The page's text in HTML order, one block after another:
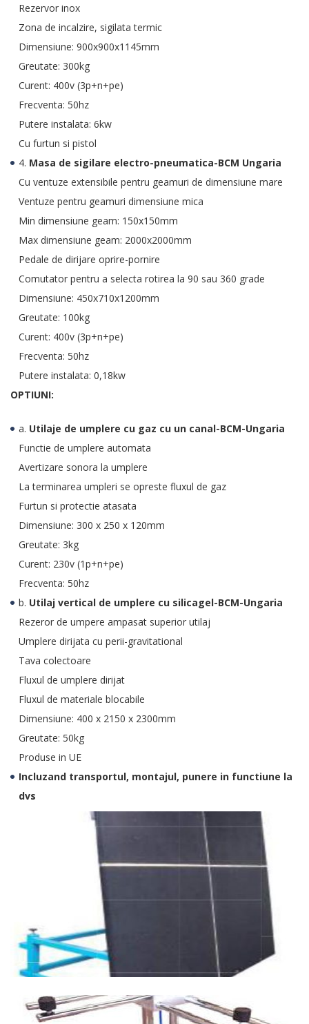
Rezervor inox
Zona de incalzire, sigilata termic
Dimensiune: 900x900x1145mm
Greutate: 300kg
Curent: 400v (3p+n+pe)
Frecventa: 50hz
Putere instalata: 6kw
Cu furtun si pistol
4. Masa de sigilare electro-pneumatica-BCM Ungaria
Cu ventuze extensibile pentru geamuri de dimensiune mare
Ventuze pentru geamuri dimensiune mica
Min dimensiune geam: 150x150mm
Max dimensiune geam: 2000x2000mm
Pedale de dirijare oprire-pornire
Comutator pentru a selecta rotirea la 90 sau 360 grade
Dimensiune: 450x710x1200mm
Greutate: 100kg
Curent: 400v (3p+n+pe)
Frecventa: 50hz
Putere instalata: 0,18kw
OPTIUNI:
a. Utilaje de umplere cu gaz cu un canal-BCM-Ungaria
Functie de umplere automata
Avertizare sonora la umplere
La terminarea umpleri se opreste fluxul de gaz
Furtun si protectie atasata
Dimensiune: 300 x 250 x 120mm
Greutate: 3kg
Curent: 230v (1p+n+pe)
Frecventa: 50hz
b. Utilaj vertical de umplere cu silicagel-BCM-Ungaria
Rezeror de umpere ampasat superior utilaj
Umplere dirijata cu perii-gravitational
Tava colectoare
Fluxul de umplere dirijat
Fluxul de materiale blocabile
Dimensiune: 400 x 2150 x 2300mm
Greutate: 50kg
Produse in UE
Incluzand transportul, montajul, punere in functiune la
dvs